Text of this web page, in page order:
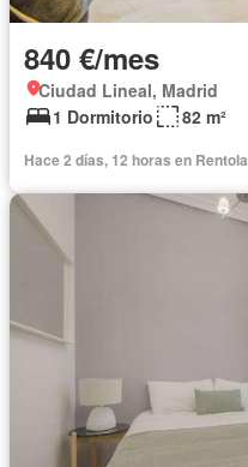
840 €/mes
Ciudad Lineal, Madrid
1 Dormitorio
82 m²
Hace 2 días, 12 horas en Rentola